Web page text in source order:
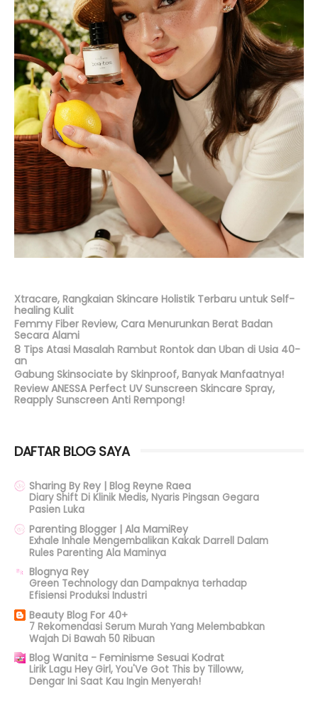
Xtracare, Rangkaian Skincare Holistik Terbaru untuk Self-
healing Kulit
Femmy Fiber Review, Cara Menurunkan Berat Badan
Secara Alami
8 Tips Atasi Masalah Rambut Rontok dan Uban di Usia 40-
an
Gabung Skinsociate by Skinproof, Banyak Manfaatnya!
Review ANESSA Perfect UV Sunscreen Skincare Spray,
Reapply Sunscreen Anti Rempong!
DAFTAR BLOG SAYA
Sharing By Rey | Blog Reyne Raea
Diary Shift Di Klinik Medis, Nyaris Pingsan Gegara
Pasien Luka
Parenting Blogger | Ala MamiRey
Exhale Inhale Mengembalikan Kakak Darrell Dalam
Rules Parenting Ala Maminya
Blognya Rey
Green Technology dan Dampaknya terhadap
Efisiensi Produksi Industri
Beauty Blog For 40+
7 Rekomendasi Serum Murah Yang Melembabkan
Wajah Di Bawah 50 Ribuan
Blog Wanita - Feminisme Sesuai Kodrat
Lirik Lagu Hey Girl, You'Ve Got This by Tilloww,
Dengar Ini Saat Kau Ingin Menyerah!